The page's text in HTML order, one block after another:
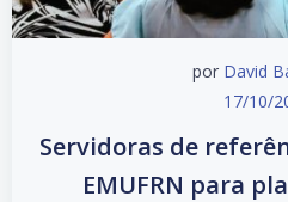
por David
17/10/
Servidoras de
EMUFRN para